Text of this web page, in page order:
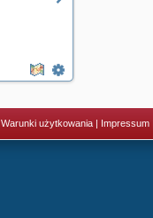
Warunki użytkowania | Impressum